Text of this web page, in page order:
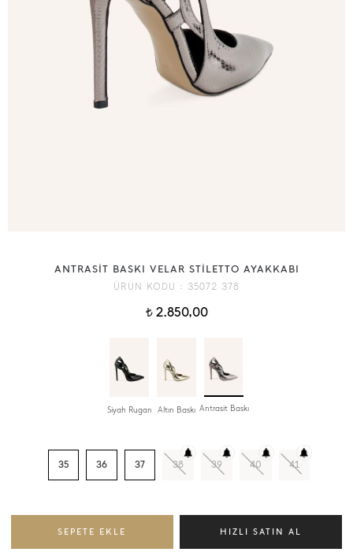
ANTRASİT BASKI VELAR STİLETTO AYAKKABI
ÜRÜN KODU : 35072 378
t2.850,00
Siyah Rugan Altın Baskı Antrasit Baskı
35 36 37 38 39 40 41